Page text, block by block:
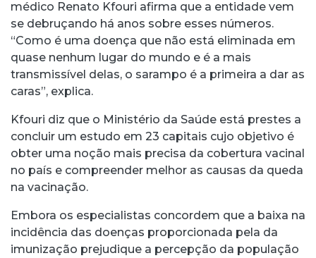
médico Renato Kfouri afirma que a entidade vem
se debruçando há anos sobre esses números.
“Como é uma doença que não está eliminada em
quase nenhum lugar do mundo e é a mais
transmissível delas, o sarampo é a primeira a dar as
caras”, explica.
Kfouri diz que o Ministério da Saúde está prestes a
concluir um estudo em 23 capitais cujo objetivo é
obter uma noção mais precisa da cobertura vacinal
no país e compreender melhor as causas da queda
na vacinação.
Embora os especialistas concordem que a baixa na
incidência das doenças proporcionada pela da
imunização prejudique a percepção da população